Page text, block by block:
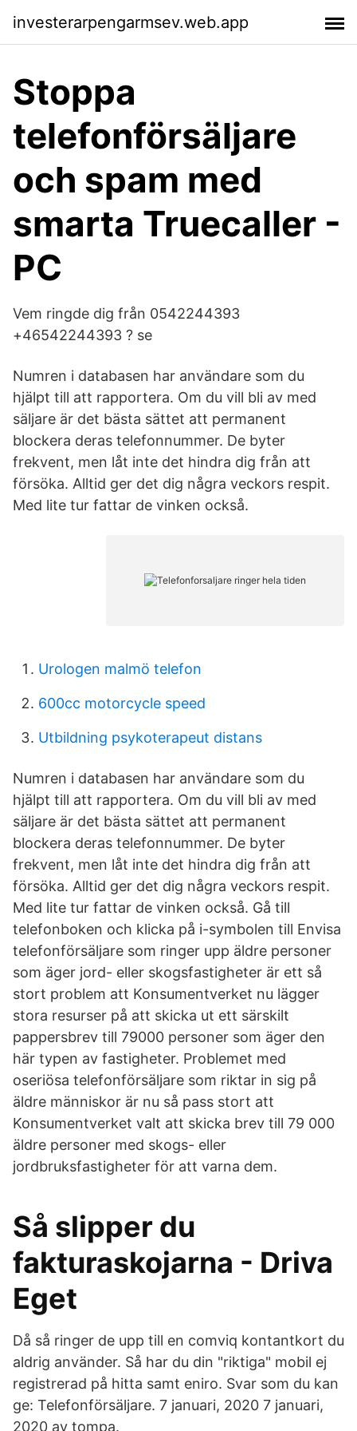
investerarpengarmsev.web.app
Stoppa
telefonförsäljare
och spam med
smarta Truecaller -
PC
Vem ringde dig från 0542244393
+46542244393 ? se
Numren i databasen har användare som du
hjälpt till att rapportera. Om du vill bli av med
säljare är det bästa sättet att permanent
blockera deras telefonnummer. De byter
frekvent, men låt inte det hindra dig från att
försöka. Alltid ger det dig några veckors respit.
Med lite tur fattar de vinken också.
Urologen malmö telefon
600cc motorcycle speed
Utbildning psykoterapeut distans
Numren i databasen har användare som du
hjälpt till att rapportera. Om du vill bli av med
säljare är det bästa sättet att permanent
blockera deras telefonnummer. De byter
frekvent, men låt inte det hindra dig från att
försöka. Alltid ger det dig några veckors respit.
Med lite tur fattar de vinken också. Gå till
telefonboken och klicka på i-symbolen till Envisa
telefonförsäljare som ringer upp äldre personer
som äger jord- eller skogsfastigheter är ett så
stort problem att Konsumentverket nu lägger
stora resurser på att skicka ut ett särskilt
pappersbrev till 79000 personer som äger den
här typen av fastigheter. Problemet med
oseriösa telefonförsäljare som riktar in sig på
äldre människor är nu så pass stort att
Konsumentverket valt att skicka brev till 79 000
äldre personer med skogs- eller
jordbruksfastigheter för att varna dem.
Så slipper du
fakturaskojarna - Driva
Eget
Då så ringer de upp till en comviq kontantkort du
aldrig använder. Så har du din "riktiga" mobil ej
registrerad på hitta samt eniro. Svar som du kan
ge: Telefonförsäljare. 7 januari, 2020 7 januari,
2020 av tompa.